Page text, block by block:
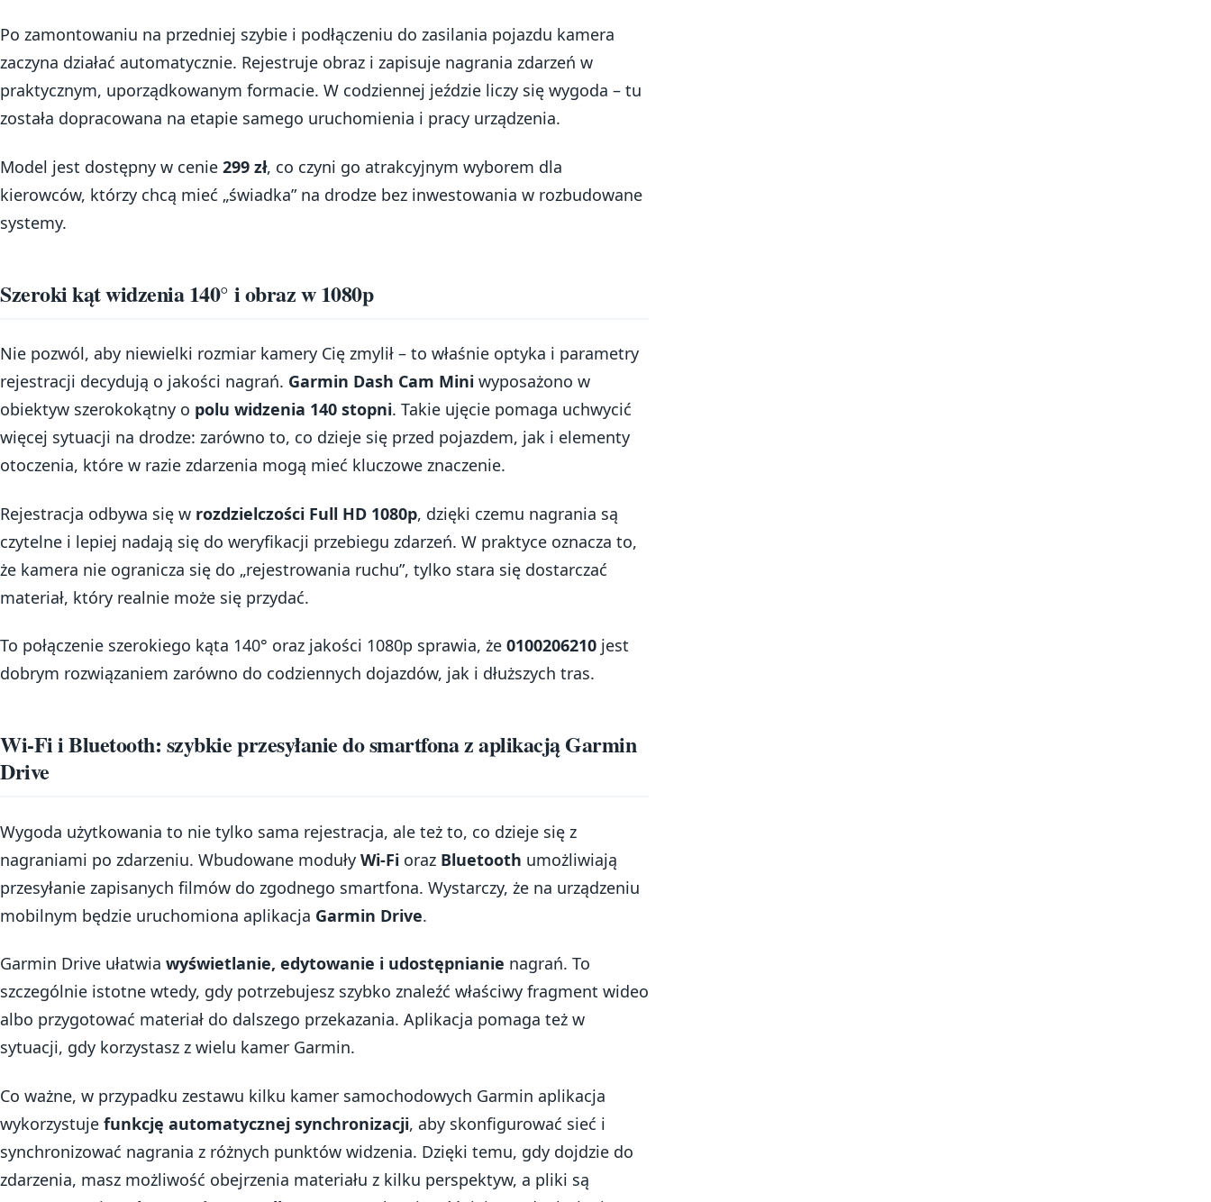
Po zamontowaniu na przedniej szybie i podłączeniu do zasilania pojazdu kamera
zaczyna działać automatycznie. Rejestruje obraz i zapisuje nagrania zdarzeń w
praktycznym, uporządkowanym formacie. W codziennej jeździe liczy się wygoda – tu
została dopracowana na etapie samego uruchomienia i pracy urządzenia.
Model jest dostępny w cenie 299 zł, co czyni go atrakcyjnym wyborem dla
kierowców, którzy chcą mieć „świadka” na drodze bez inwestowania w rozbudowane
systemy.
Szeroki kąt widzenia 140° i obraz w 1080p
Nie pozwól, aby niewielki rozmiar kamery Cię zmylił – to właśnie optyka i parametry
rejestracji decydują o jakości nagrań. Garmin Dash Cam Mini wyposażono w
obiektyw szerokokątny o polu widzenia 140 stopni. Takie ujęcie pomaga uchwycić
więcej sytuacji na drodze: zarówno to, co dzieje się przed pojazdem, jak i elementy
otoczenia, które w razie zdarzenia mogą mieć kluczowe znaczenie.
Rejestracja odbywa się w rozdzielczości Full HD 1080p, dzięki czemu nagrania są
czytelne i lepiej nadają się do weryfikacji przebiegu zdarzeń. W praktyce oznacza to,
że kamera nie ogranicza się do „rejestrowania ruchu”, tylko stara się dostarczać
materiał, który realnie może się przydać.
To połączenie szerokiego kąta 140° oraz jakości 1080p sprawia, że 0100206210 jest
dobrym rozwiązaniem zarówno do codziennych dojazdów, jak i dłuższych tras.
Wi‑Fi i Bluetooth: szybkie przesyłanie do smartfona z aplikacją Garmin
Drive
Wygoda użytkowania to nie tylko sama rejestracja, ale też to, co dzieje się z
nagraniami po zdarzeniu. Wbudowane moduły Wi‑Fi oraz Bluetooth umożliwiają
przesyłanie zapisanych filmów do zgodnego smartfona. Wystarczy, że na urządzeniu
mobilnym będzie uruchomiona aplikacja Garmin Drive.
Garmin Drive ułatwia wyświetlanie, edytowanie i udostępnianie nagrań. To
szczególnie istotne wtedy, gdy potrzebujesz szybko znaleźć właściwy fragment wideo
albo przygotować materiał do dalszego przekazania. Aplikacja pomaga też w
sytuacji, gdy korzystasz z wielu kamer Garmin.
Co ważne, w przypadku zestawu kilku kamer samochodowych Garmin aplikacja
wykorzystuje funkcję automatycznej synchronizacji, aby skonfigurować sieć i
synchronizować nagrania z różnych punktów widzenia. Dzięki temu, gdy dojdzie do
zdarzenia, masz możliwość obejrzenia materiału z kilku perspektyw, a pliki są